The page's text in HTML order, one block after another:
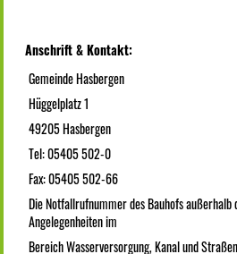
Anschrift & Kontakt:
Gemeinde Hasbergen
Hüggelplatz 1
49205 Hasbergen
Tel: 05405 502-0
Fax: 05405 502-66
Die Notfallrufnummer des Bauhofs
Angelegenheiten im
Bereich Wasserversorgung, Kanal und